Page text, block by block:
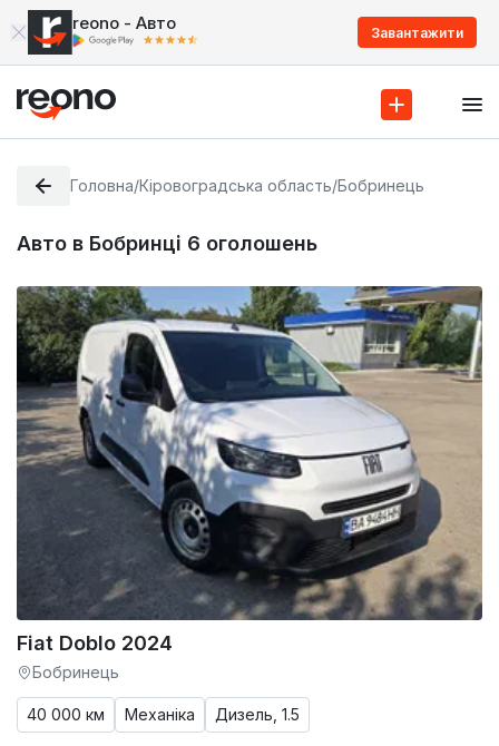
reono - Авто Завантажити
Головна/Кіровоградська область/Бобринець
Авто в Бобринці 6 оголошень
Fiat Doblo 2024
Бобринець
40 000 км Механіка Дизель, 1.5